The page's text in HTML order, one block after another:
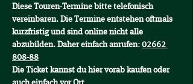
Diese Touren-Termine bitte telefonisch
vereinbaren. Die Termine entstehen oftmals
kurzfristig und sind online nicht alle
abzubilden. Daher einfach anrufen: 02662
808-88
Die Ticket kannst du hier vorab kaufen oder